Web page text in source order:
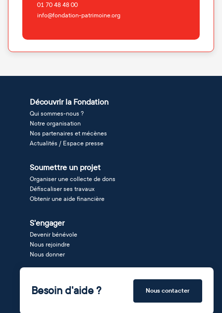
01 70 48 48 00
info@fondation-patrimoine.org
Découvrir la Fondation
Qui sommes-nous ?
Notre organisation
Nos partenaires et mécènes
Actualités / Espace presse
Soumettre un projet
Organiser une collecte de dons
Défiscaliser ses travaux
Obtenir une aide financière
S'engager
Devenir bénévole
Nous rejoindre
Nous donner
Besoin d'aide ? Nous contacter